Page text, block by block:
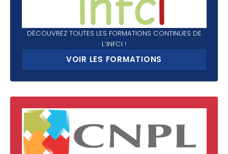
DÉCOUVREZ TOUTES LES FORMATIONS CONTINUES DE
L’INFCI !
VOIR LES FORMATIONS